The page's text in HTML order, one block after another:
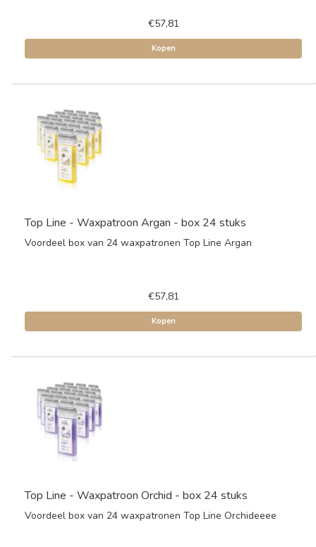
€57,81
Kopen
Top Line - Waxpatroon Argan - box 24 stuks
Voordeel box van 24 waxpatronen Top Line Argan
€57,81
Kopen
Top Line - Waxpatroon Orchid - box 24 stuks
Voordeel box van 24 waxpatronen Top Line Orchideeee